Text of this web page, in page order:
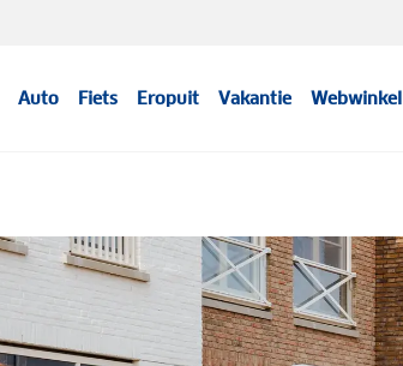
Auto Fiets Eropuit Vakantie Webwinkel